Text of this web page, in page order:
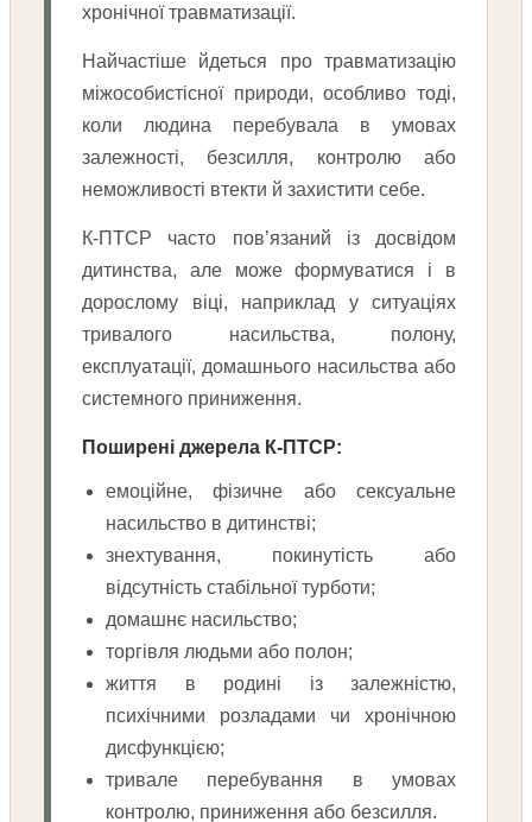
хронічної травматизації.
Найчастіше йдеться про травматизацію
міжособистісної природи, особливо тоді,
коли людина перебувала в умовах
залежності, безсилля, контролю або
неможливості втекти й захистити себе.
К-ПТСР часто пов’язаний із досвідом
дитинства, але може формуватися і в
дорослому віці, наприклад у ситуаціях
тривалого насильства, полону,
експлуатації, домашнього насильства або
системного приниження.
Поширені джерела К-ПТСР:
емоційне, фізичне або сексуальне
насильство в дитинстві;
знехтування, покинутість або
відсутність стабільної турботи;
домашнє насильство;
торгівля людьми або полон;
життя в родині із залежністю,
психічними розладами чи хронічною
дисфункцією;
тривале перебування в умовах
контролю, приниження або безсилля.